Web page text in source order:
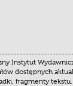
Instytut
dostępnych
fragmenty